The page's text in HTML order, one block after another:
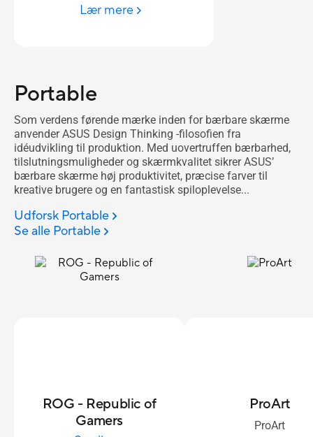
Lær mere
Portable
Som verdens førende mærke inden for bærbare skærme
anvender ASUS Design Thinking -filosofien fra
idéudvikling til produktion. Med uovertruffen bærbarhed,
tilslutningsmuligheder og skærmkvalitet sikrer ASUS’
bærbare skærme høj produktivitet, præcise farver til
kreative brugere og en fantastisk spiloplevelse...
Udforsk Portable
Se alle Portable
ROG - Republic of
Gamers
ProArt
ProArt